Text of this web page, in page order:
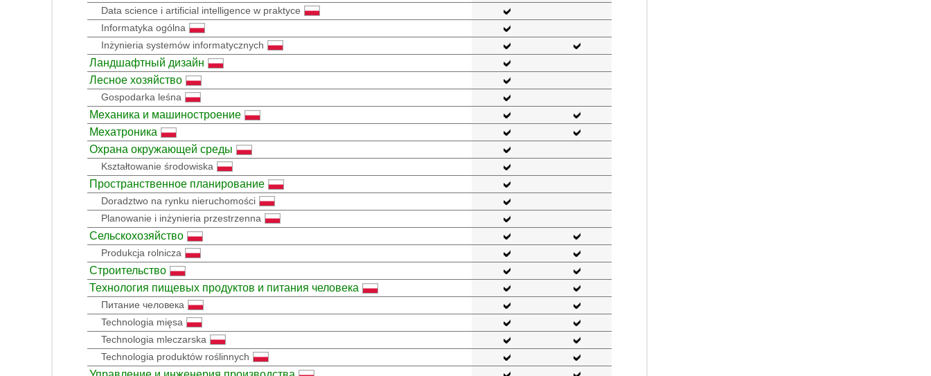
Data science i artificial intelligence w praktyce
Informatyka ogólna
Inżynieria systemów informatycznych
Ландшафтный дизайн
Лесное хозяйство
Gospodarka leśna
Механика и машиностроение
Мехатроника
Охрана окружающей среды
Kształtowanie środowiska
Пространственное планирование
Doradztwo na rynku nieruchomości
Planowanie i inżynieria przestrzenna
Сельскохозяйство
Produkcja rolnicza
Строительство
Технология пищевых продуктов и питания человека
Питание человека
Technologia mięsa
Technologia mleczarska
Technologia produktów roślinnych